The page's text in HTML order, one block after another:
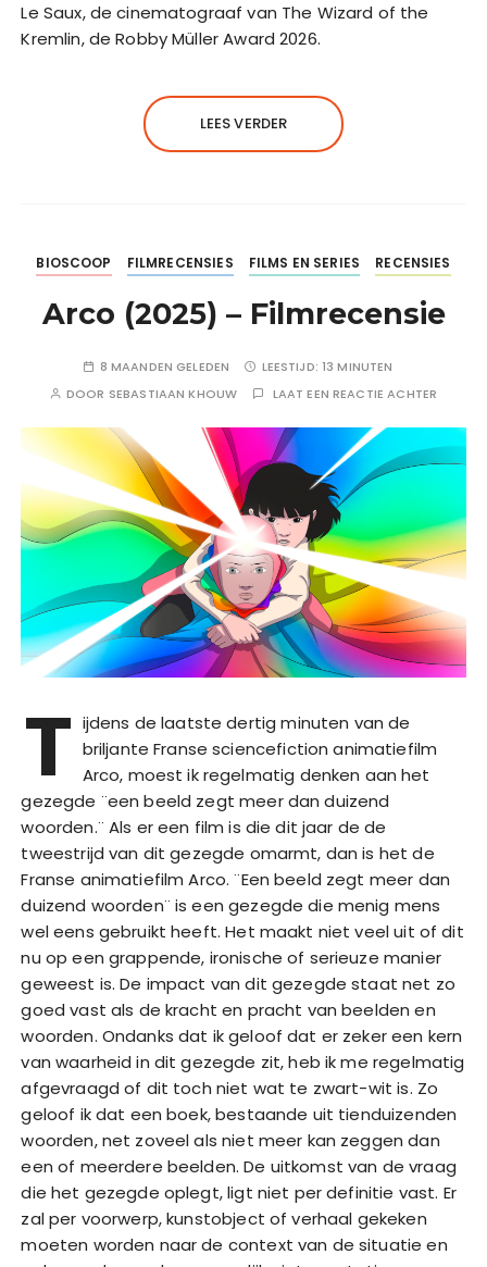
Le Saux, de cinematograaf van The Wizard of the
Kremlin, de Robby Müller Award 2026.
LEES VERDER
BIOSCOOP FILMRECENSIES FILMS EN SERIES RECENSIES
Arco (2025) – Filmrecensie
8 MAANDEN GELEDEN LEESTIJD:13 MINUTEN
DOOR SEBASTIAAN KHOUW LAAT EEN REACTIE ACHTER
T ijdens de laatste dertig minuten van de
briljante Franse sciencefiction animatiefilm
Arco, moest ik regelmatig denken aan het
gezegde ¨een beeld zegt meer dan duizend
woorden.¨ Als er een film is die dit jaar de de
tweestrijd van dit gezegde omarmt, dan is het de
Franse animatiefilm Arco. ¨Een beeld zegt meer dan
duizend woorden¨ is een gezegde die menig mens
wel eens gebruikt heeft. Het maakt niet veel uit of dit
nu op een grappende, ironische of serieuze manier
geweest is. De impact van dit gezegde staat net zo
goed vast als de kracht en pracht van beelden en
woorden. Ondanks dat ik geloof dat er zeker een kern
van waarheid in dit gezegde zit, heb ik me regelmatig
afgevraagd of dit toch niet wat te zwart-wit is. Zo
geloof ik dat een boek, bestaande uit tienduizenden
woorden, net zoveel als niet meer kan zeggen dan
een of meerdere beelden. De uitkomst van de vraag
die het gezegde oplegt, ligt niet per definitie vast. Er
zal per voorwerp, kunstobject of verhaal gekeken
moeten worden naar de context van de situatie en